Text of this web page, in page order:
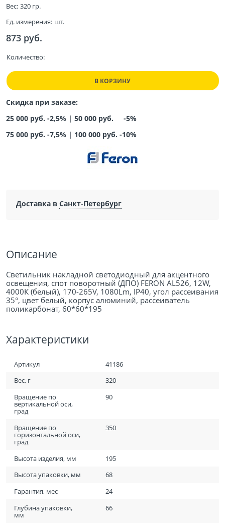
Вес: 320 гр.
Ед. измерения: шт.
873 руб.
Количество:
В КОРЗИНУ
Скидка при заказе:
25 000 руб. -2,5% | 50 000 руб. -5%
75 000 руб. -7,5% | 100 000 руб. -10%
Доставка в Санкт-Петербург
Описание
Светильник накладной светодиодный для акцентного
освещения, спот поворотный (ДПО) FERON AL526, 12W,
4000К (белый), 170-265V, 1080Lm, IP40, угол рассеивания
35°, цвет белый, корпус алюминий, рассеиватель
поликарбонат, 60*60*195
Характеристики
Артикул
41186
Вес, г
320
Вращение по
вертикальной оси,
град
90
Вращение по
горизонтальной оси,
град
350
Высота изделия, мм
195
Высота упаковки, мм
68
Гарантия, мес
24
Глубина упаковки,
мм
66